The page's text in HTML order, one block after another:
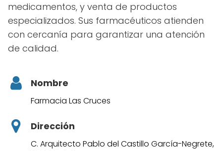
medicamentos, y venta de productos
especializados. Sus farmacéuticos atienden
con cercanía para garantizar una atención
de calidad.
Nombre
Farmacia Las Cruces
Dirección
C. Arquitecto Pablo del Castillo García-Negrete,